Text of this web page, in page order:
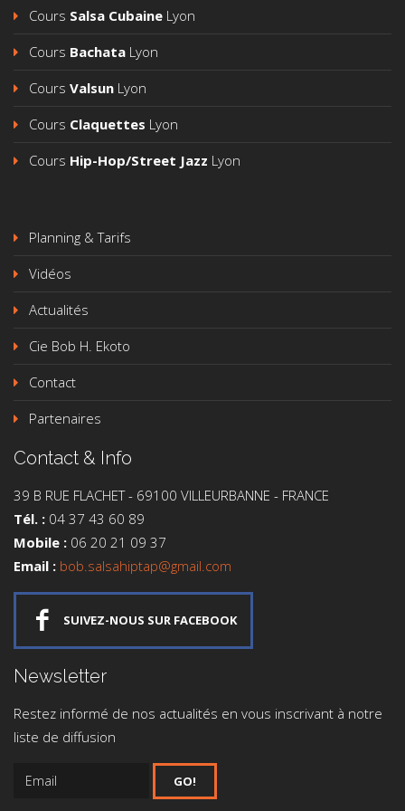
Plan du site
Cours Salsa Portoricaine
Cours
Salsa Cubaine
Cours
Bachata
Lyon
Cours
Valsun
Planning & Tarifs
Vidéos
Actualités
Cie Bob H. Ekoto
Contact & Info
39 B RUE FLACHET - 69100 VILLEURBANNE - FRANCE
Mobile :
Email :
bob.salsahiptap@gmail.com
SUIVEZ-NOUS SUR FACEBOOK
Newsletter
Restez informé de nos actualités en vous inscrivant à notre
Cours Salsa Cubaine Lyon
Cours Bachata Lyon
Cours Valsun Lyon
Cours Claquettes Lyon
Cours Hip-Hop/Street Jazz Lyon
Planning & Tarifs
Vidéos
Actualités
Cie Bob H. Ekoto
Contact
Partenaires
Contact & Info
39 B RUE FLACHET - 69100 VILLEURBANNE - FRANCE
Tél. : 04 37 43 60 89
Mobile : 06 20 21 09 37
Email : bob.salsahiptap@gmail.com
SUIVEZ-NOUS SUR FACEBOOK
Newsletter
Restez informé de nos actualités en vous inscrivant à notre
liste de diffusion
GO!